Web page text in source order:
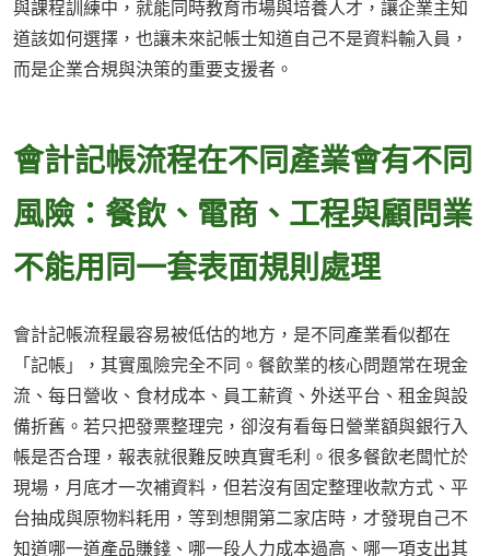
與課程訓練中，就能同時教育市場與培養人才，讓企業主知
道該如何選擇，也讓未來記帳士知道自己不是資料輸入員，
而是企業合規與決策的重要支援者。
會計記帳流程在不同產業會有不同
風險：餐飲、電商、工程與顧問業
不能用同一套表面規則處理
會計記帳流程最容易被低估的地方，是不同產業看似都在
「記帳」，其實風險完全不同。餐飲業的核心問題常在現金
流、每日營收、食材成本、員工薪資、外送平台、租金與設
備折舊。若只把發票整理完，卻沒有看每日營業額與銀行入
帳是否合理，報表就很難反映真實毛利。很多餐飲老闆忙於
現場，月底才一次補資料，但若沒有固定整理收款方式、平
台抽成與原物料耗用，等到想開第二家店時，才發現自己不
知道哪一道產品賺錢、哪一段人力成本過高、哪一項支出其